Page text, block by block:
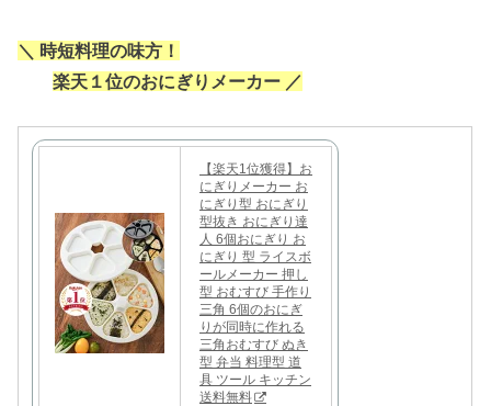
＼ 時短料理の味方！
楽天１位のおにぎりメーカー ／
【楽天1位獲得】お
にぎりメーカー お
にぎり型 おにぎり
型抜き おにぎり達
人 6個おにぎり お
にぎり 型 ライスボ
ールメーカー 押し
型 おむすび 手作り
三角 6個のおにぎ
りが同時に作れる
三角おむすび ぬき
型 弁当 料理型 道
具 ツール キッチン
送料無料